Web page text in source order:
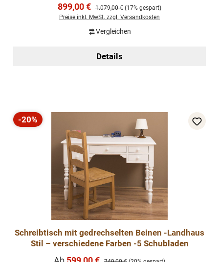
Verkaufspreis:
899,00 € Regulärer Preis:
1.079,00 € (17% gespart)
Preise inkl. MwSt. zzgl. Versandkosten
Vergleichen
Details
Rabatt
-20%
Schreibtisch mit gedrechselten Beinen -Landhaus
Stil – verschiedene Farben -5 Schubladen
Verkaufspreis:Regulärer Preis: